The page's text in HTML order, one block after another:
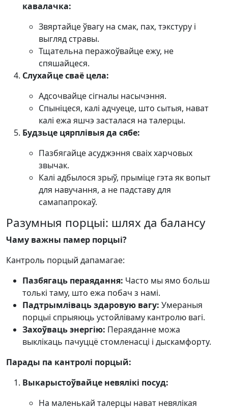
кавалачка:
Звяртайце ўвагу на смак, пах, тэкстуру і
выгляд стравы.
Тщательна перажоўвайце ежу, не
спяшайцеся.
Слухайце сваё цела:
Адсочвайце сігналы насычэння.
Спыніцеся, калі адчуеце, што сытыя, нават
калі ежа яшчэ засталася на талерцы.
Будзьце цярплівыя да сябе:
Пазбягайце асуджэння сваіх харчовых
звычак.
Калі адбылося зрыў, прыміце гэта як вопыт
для навучання, а не падставу для
самапапрокаў.
Разумныя порцыі: шлях да балансу
Чаму важны памер порцыі?
Кантроль порцый дапамагае:
Пазбягаць пераядання: Часто мы ямо больш
толькі таму, што ежа побач з намі.
Падтрымліваць здаровую вагу: Умераныя
порцыі спрыяюць устойліваму кантролю вагі.
Захоўваць энергію: Пераяданне можа
выклікаць пачуццё стомленасці і дыскамфорту.
Парады па кантролі порцый:
Выкарыстоўвайце невялікі посуд:
На маленькай талерцы нават невялікая